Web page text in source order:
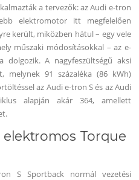
a tervezők: az Audi e-tron
elektromotor itt megfelelően
került, miközben hátul – egy vele
műszaki módosításokkal – az e-
A nagyfeszültségű aksi
91 százaléka (86 kWh)
az Audi e-tron S és az Audi
alapján akár 364, amellett
Torque
S Sportback normál vezetési